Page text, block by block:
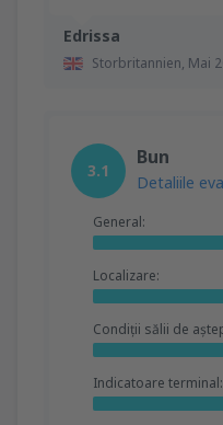
Edrissa
Storbritannien, Mai
3.1
Bun
Detaliile
General:
Localizare:
Condiții sălii de
Indicatoare terminal: